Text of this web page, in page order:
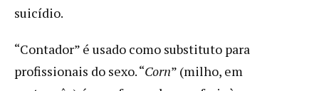
suicídio.
“Contador” é usado como substituto para
profissionais do sexo. “Corn” (milho, em